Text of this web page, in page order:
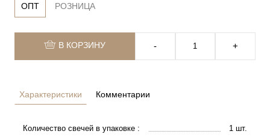
ОПТ РОЗНИЦА
В КОРЗИНУ ‐ +
Характеристики
Количество свечей в упаковке : 1 шт.
Комментарии